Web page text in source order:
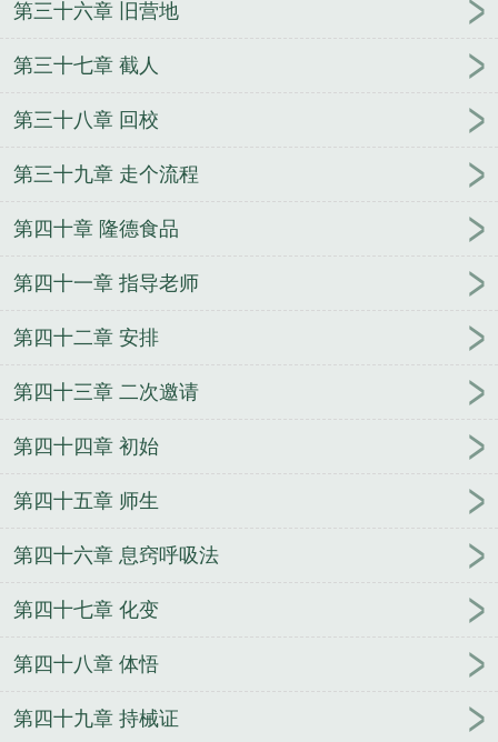
第三十六章 旧营地
第三十七章 截人
第三十八章 回校
第三十九章 走个流程
第四十章 隆德食品
第四十一章 指导老师
第四十二章 安排
第四十三章 二次邀请
第四十四章 初始
第四十五章 师生
第四十六章 息窍呼吸法
第四十七章 化变
第四十八章 体悟
第四十九章 持械证